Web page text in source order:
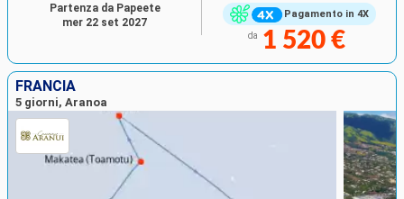
Pagamento in 4X
da 1 520 €
Partenza da Papeete
mer 22 set 2027
FRANCIA
5 giorni, Aranoa